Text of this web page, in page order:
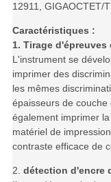
12911, GIGAOCTET/
Caractéristiques :
1. Tirage
L'instrument se
imprimer des
les mêmes
épaisseurs de
également imprimer
matériel de
contraste efficace de
2. détection d'encre